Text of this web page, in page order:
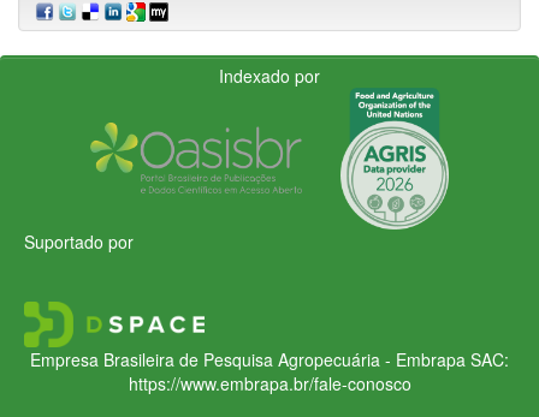
Indexado por
Suportado por
Empresa Brasileira de Pesquisa Agropecuária - Embrapa SAC:
https://www.embrapa.br/fale-conosco